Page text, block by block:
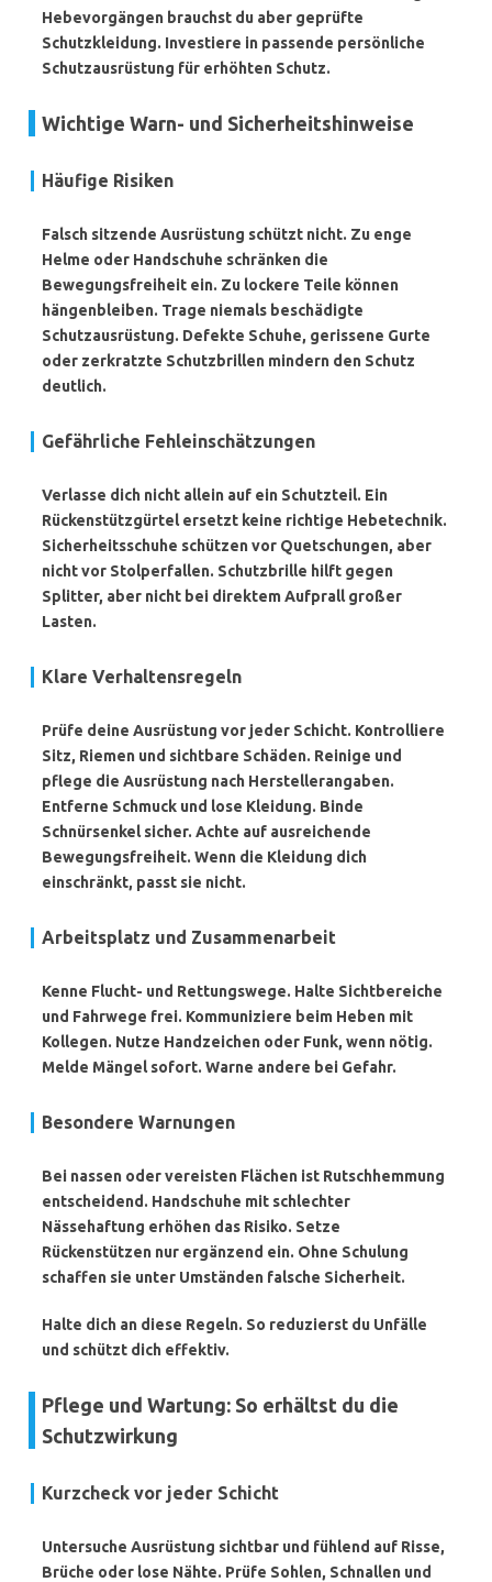
Hebevorgängen brauchst du aber geprüfte
Schutzkleidung. Investiere in passende persönliche
Schutzausrüstung für erhöhten Schutz.
Wichtige Warn- und Sicherheitshinweise
Häufige Risiken
Falsch sitzende Ausrüstung schützt nicht. Zu enge
Helme oder Handschuhe schränken die
Bewegungsfreiheit ein. Zu lockere Teile können
hängenbleiben. Trage niemals beschädigte
Schutzausrüstung. Defekte Schuhe, gerissene Gurte
oder zerkratzte Schutzbrillen mindern den Schutz
deutlich.
Gefährliche Fehleinschätzungen
Verlasse dich nicht allein auf ein Schutzteil. Ein
Rückenstützgürtel ersetzt keine richtige Hebetechnik.
Sicherheitsschuhe schützen vor Quetschungen, aber
nicht vor Stolperfallen. Schutzbrille hilft gegen
Splitter, aber nicht bei direktem Aufprall großer
Lasten.
Klare Verhaltensregeln
Prüfe deine Ausrüstung vor jeder Schicht. Kontrolliere
Sitz, Riemen und sichtbare Schäden. Reinige und
pflege die Ausrüstung nach Herstellerangaben.
Entferne Schmuck und lose Kleidung. Binde
Schnürsenkel sicher. Achte auf ausreichende
Bewegungsfreiheit. Wenn die Kleidung dich
einschränkt, passt sie nicht.
Arbeitsplatz und Zusammenarbeit
Kenne Flucht- und Rettungswege. Halte Sichtbereiche
und Fahrwege frei. Kommuniziere beim Heben mit
Kollegen. Nutze Handzeichen oder Funk, wenn nötig.
Melde Mängel sofort. Warne andere bei Gefahr.
Besondere Warnungen
Bei nassen oder vereisten Flächen ist Rutschhemmung
entscheidend. Handschuhe mit schlechter
Nässehaftung erhöhen das Risiko. Setze
Rückenstützen nur ergänzend ein. Ohne Schulung
schaffen sie unter Umständen falsche Sicherheit.
Halte dich an diese Regeln. So reduzierst du Unfälle
und schützt dich effektiv.
Pflege und Wartung: So erhältst du die
Schutzwirkung
Kurzcheck vor jeder Schicht
Untersuche Ausrüstung sichtbar und fühlend auf Risse,
Brüche oder lose Nähte. Prüfe Sohlen, Schnallen und